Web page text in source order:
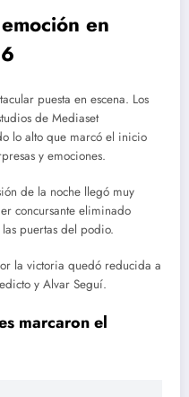
en
puesta en escena. Los
de Mediaset
lo alto que marcó el inicio
y emociones.
de la noche llegó muy
concursante eliminado
puertas del podio.
la victoria quedó reducida a
y Alvar Seguí.
marcaron el